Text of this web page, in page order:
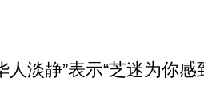
淡静”表示“芝迷为你感